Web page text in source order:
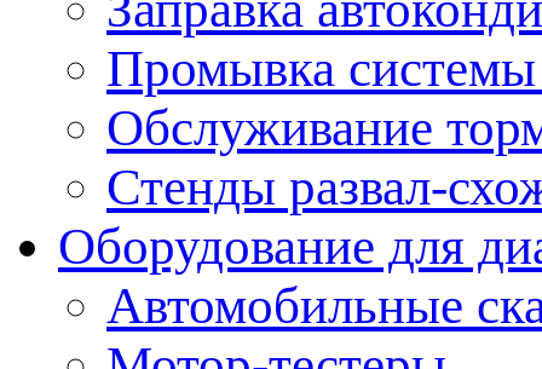
Промывка
Обслуживание
Стенды развал-
Оборудование для
Автомобильные